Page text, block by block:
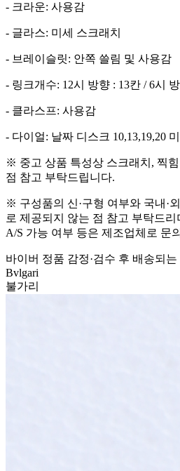
- 크라운: 사용감
- 글라스: 미세 스크래치
- 브레이슬릿: 안쪽 쓸림 및 사용감
- 링크개수: 12시 방향 : 13칸 / 6시
- 클라스프: 사용감
- 다이얼: 날짜 디스크 10,13,19,20
※ 중고 상품 특성상 스크래치, 찍
점 참고 부탁드립니다.
※ 구성품의 신·구형 여부와 국내·
로 제공되지 않는 점 참고 부탁드
A/S 가능 여부 등은 제조업체로 문
바이버 정품 감정·검수 후 배송되
Bvlgari
불가리